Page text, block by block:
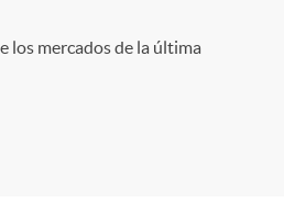
los mercados de la última